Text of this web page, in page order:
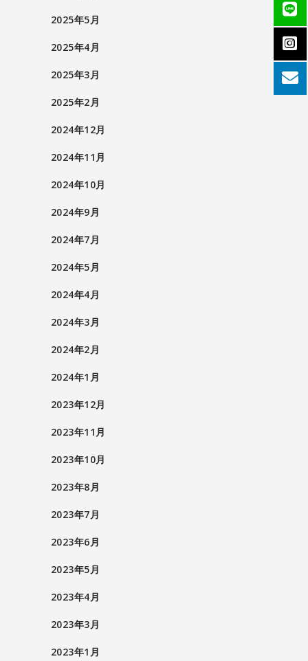
2025年5月
2025年4月
2025年3月
2025年2月
2024年12月
2024年11月
2024年10月
2024年9月
2024年7月
2024年5月
2024年4月
2024年3月
2024年2月
2024年1月
2023年12月
2023年11月
2023年10月
2023年8月
2023年7月
2023年6月
2023年5月
2023年4月
2023年3月
2023年1月